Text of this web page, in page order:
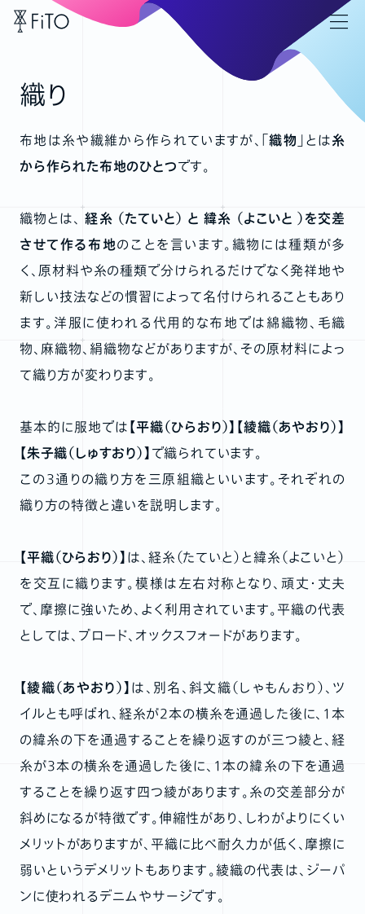
織り
布地は糸や繊維から作られていますが、 「織物」とは糸
から作られた布地のひとつです。
織物とは、経糸 （たていと） と 緯糸 （よこいと ）を交差
させて作る布地のことを言います。織物には種類が多
く、原材料や糸の種類で分けられるだけでなく発祥地や
新しい技法などの慣習によって名付けられることもあり
ます。洋服に使われる代用的な布地では綿織物、毛織
物、麻織物、絹織物などがありますが、その原材料によっ
て織り方が変わります。
基本的に服地では 【平織（ひらおり）】【綾織（あやおり）】
【朱子織（しゅすおり）】 で織られています。
この3通りの織り方を三原組織といいます。それぞれの
織り方の特徴と違いを説明します。
【平織（ひらおり）】 は、経糸（たていと）と緯糸（よこいと）
を交互に織ります。模様は左右対称となり、頑丈・丈夫
で、摩擦に強いため、よく利用されています。平織の代表
としては、ブロード、オックスフォードがあります。
【綾織（あやおり）】 は、別名、斜文織（しゃもんおり）、ツ
イルとも呼ばれ、経糸が2本の横糸を通過した後に、1本
の緯糸の下を通過することを繰り返すのが三つ綾と、経
糸が3本の横糸を通過した後に、1本の緯糸の下を通過
することを繰り返す四つ綾があります。糸の交差部分が
斜めになるが特徴です。伸縮性があり、しわがよりにくい
メリットがありますが、平織に比べ耐久力が低く、摩擦に
弱いというデメリットもあります。綾織の代表は、ジーパ
ンに使われるデニムやサージです。